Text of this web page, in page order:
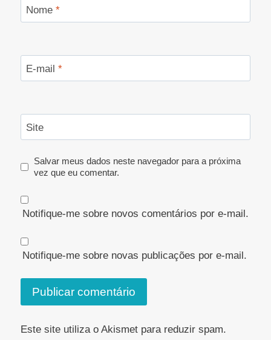
Nome *
E-mail *
Site
Salvar meus dados neste navegador para a próxima
vez que eu comentar.
Notifique-me sobre novos comentários por e-mail.
Notifique-me sobre novas publicações por e-mail.
Este site utiliza o Akismet para reduzir spam.